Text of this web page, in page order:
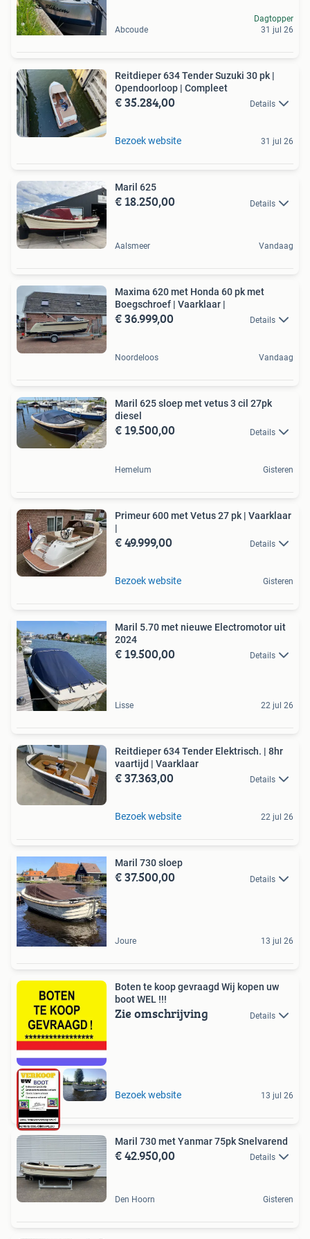
Abcoude
Dagtopper
31 jul 26
Reitdieper 634 Tender Suzuki 30 pk |
Opendoorloop | Compleet
€ 35.284,00 Details
Bezoek website 31 jul 26
Maril 625
€ 18.250,00 Details
Aalsmeer Vandaag
Maxima 620 met Honda 60 pk met
Boegschroef | Vaarklaar |
€ 36.999,00 Details
Noordeloos Vandaag
Maril 625 sloep met vetus 3 cil 27pk
diesel
€ 19.500,00 Details
Hemelum Gisteren
Primeur 600 met Vetus 27 pk | Vaarklaar
|
€ 49.999,00 Details
Bezoek website Gisteren
Maril 5.70 met nieuwe Electromotor uit
2024
€ 19.500,00 Details
Lisse 22 jul 26
Reitdieper 634 Tender Elektrisch. | 8hr
vaartijd | Vaarklaar
€ 37.363,00 Details
Bezoek website 22 jul 26
Maril 730 sloep
€ 37.500,00 Details
Joure 13 jul 26
Boten te koop gevraagd Wij kopen uw
boot WEL !!!
Zie omschrijving Details
Bezoek website 13 jul 26
Maril 730 met Yanmar 75pk Snelvarend
€ 42.950,00 Details
Den Hoorn Gisteren